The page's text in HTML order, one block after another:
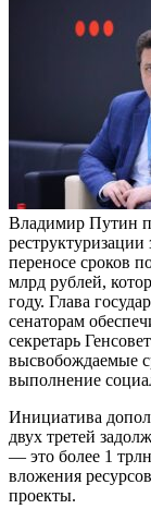
Владимир Путин
переносе сроков
млрд рублей,
году. Глава
сенаторам
секретарь
высвобождаемые
выполнение
Инициатива
двух третей
— это более 1
вложения
проекты.